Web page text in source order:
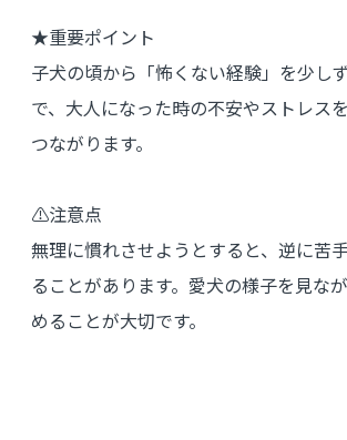
★重要ポイント
子犬の頃から「怖くない経験」を少し
で、大人になった時の不安やストレス
つながります。
⚠注意点
無理に慣れさせようとすると、逆に苦
ることがあります。愛犬の様子を見な
めることが大切です。